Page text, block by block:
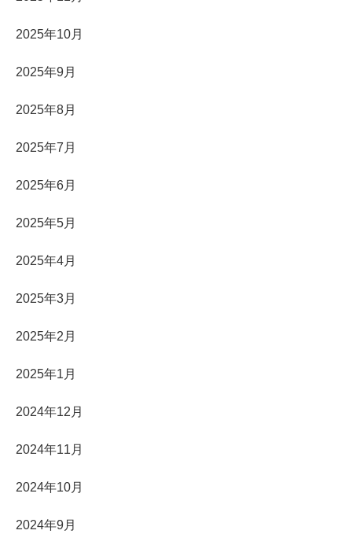
2025年10月
2025年9月
2025年8月
2025年7月
2025年6月
2025年5月
2025年4月
2025年3月
2025年2月
2025年1月
2024年12月
2024年11月
2024年10月
2024年9月